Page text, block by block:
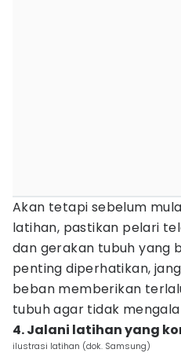
Akan tetapi sebelum
latihan, pastikan pelari
dan gerakan tubuh yang
penting diperhatikan,
beban memberikan
tubuh agar tidak
4. Jalani latihan yang
ilustrasi latihan (dok. Samsung)